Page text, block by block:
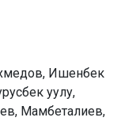
Ишенбек
уулу,
Мамбеталиев,